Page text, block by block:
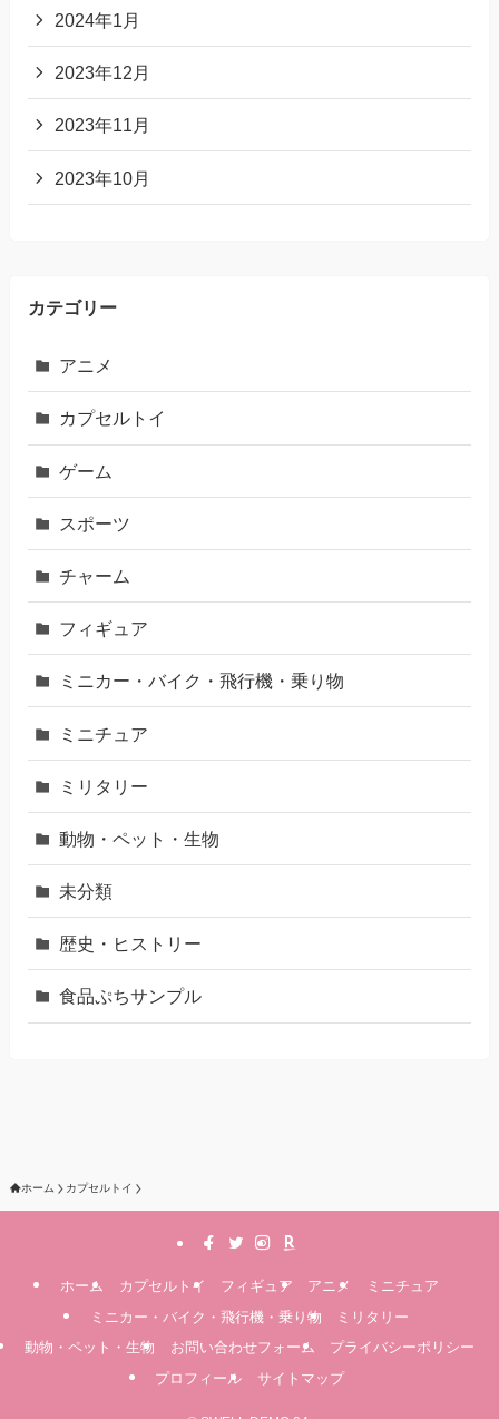
2024年1月
2023年12月
2023年11月
2023年10月
カテゴリー
アニメ
カプセルトイ
ゲーム
スポーツ
チャーム
フィギュア
ミニカー・バイク・飛行機・乗り物
ミニチュア
ミリタリー
動物・ペット・生物
未分類
歴史・ヒストリー
食品ぷちサンプル
ホーム カプセルトイ
ホーム カプセルトイ フィギュア アニメ
ミニチュア
ミニカー・バイク・飛行機・乗り物
ミリタリー
動物・ペット・生物
お問い合わせフォーム
プライバシーポリシー
プロフィール
サイトマップ